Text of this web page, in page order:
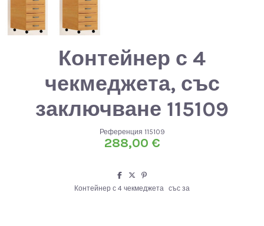
Контейнер с 4
чекмеджета, със
заключване 115109
Референция 115109
288,00 €
Контейнер с 4 чекмеджета със за